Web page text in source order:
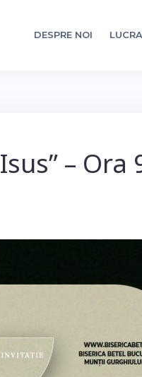
DESPRE NOI
– Ora